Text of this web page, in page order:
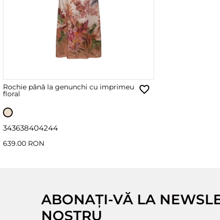
Rochie până la genunchi cu imprimeu
floral
343638404244
639.00 RON
ABONAȚI-VĂ LA
NOSTRU